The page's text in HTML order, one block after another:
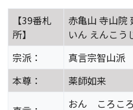
【39番札
所】
赤亀山 寺山院
いん えんこう
宗派：
真言宗智山派
本尊：
薬師如来
おん ころこ